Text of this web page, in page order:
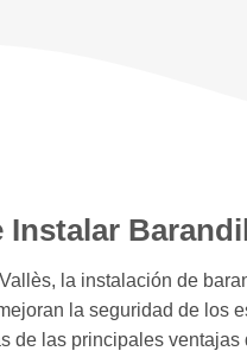
Instalar
la instalación de
la seguridad de los
de las principales